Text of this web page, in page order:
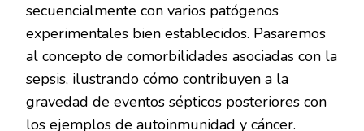
secuencialmente con varios patógenos
experimentales bien establecidos. Pasaremos
al concepto de comorbilidades asociadas con la
sepsis, ilustrando cómo contribuyen a la
gravedad de eventos sépticos posteriores con
los ejemplos de autoinmunidad y cáncer.